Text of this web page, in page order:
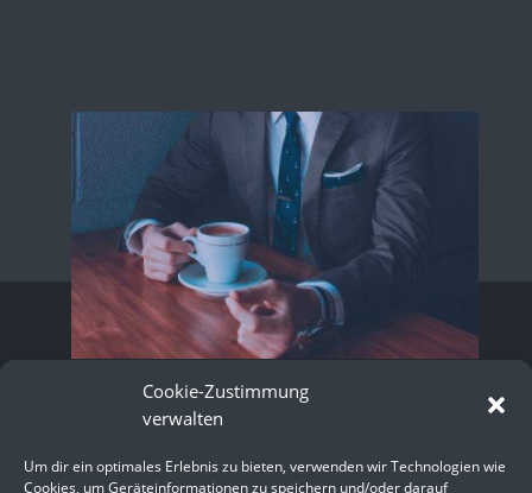
Cookie-Zustimmung
verwalten
Um dir ein optimales Erlebnis zu bieten, verwenden wir Technologien wie
Cookies, um Geräteinformationen zu speichern und/oder darauf
LASS UNS REDEN –
über Dein
Projekt.